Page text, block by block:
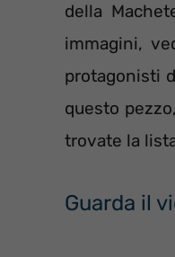
della
immagini,
protagonisti
questo
trovate la
Guarda il